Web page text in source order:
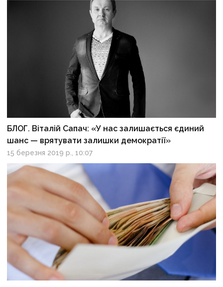
БЛОГ. Віталій Сапач: «У нас залишається єдиний
шанс — врятувати залишки демократії»
15 березня 2019 р., 10:07